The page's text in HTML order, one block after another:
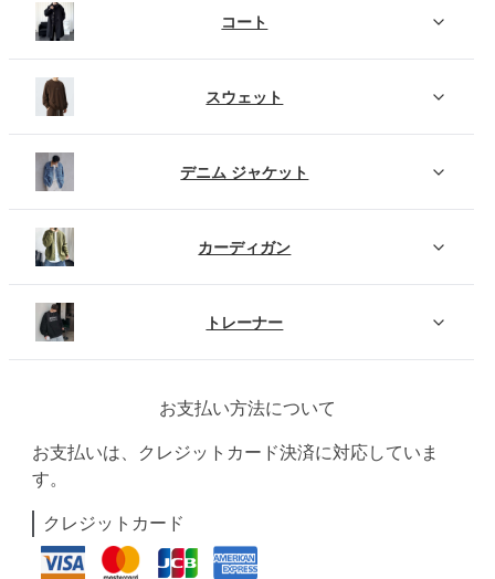
コート
スウェット
デニム ジャケット
カーディガン
トレーナー
お支払い方法について
お支払いは、クレジットカード決済に対応していま
す。
クレジットカード